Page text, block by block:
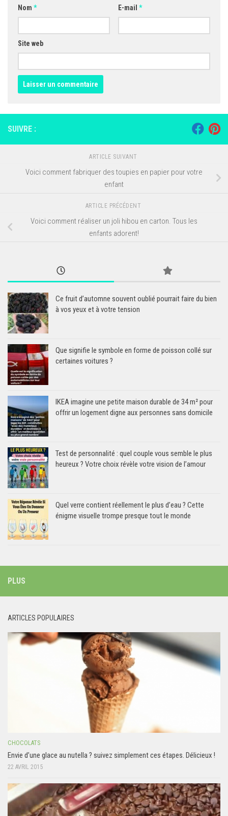
Nom * E-mail *
Site web
SUIVRE :
ARTICLE SUIVANT
Voici comment fabriquer des toupies en papier pour votre
enfant
ARTICLE PRÉCÉDENT
Voici comment réaliser un joli hibou en carton. Tous les
enfants adorent!
Ce fruit d’automne souvent oublié pourrait faire du bien
à vos yeux et à votre tension
Que signifie le symbole en forme de poisson collé sur
certaines voitures ?
IKEA imagine une petite maison durable de 34 m² pour
offrir un logement digne aux personnes sans domicile
Test de personnalité : quel couple vous semble le plus
heureux ? Votre choix révèle votre vision de l’amour
Quel verre contient réellement le plus d’eau ? Cette
énigme visuelle trompe presque tout le monde
PLUS
ARTICLES POPULAIRES
CHOCOLATS
Envie d’une glace au nutella ? suivez simplement ces étapes. Délicieux !
22 AVRIL 2015